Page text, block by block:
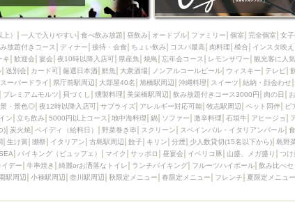
メニュー 春限定メニュー フレンチ 夏限定メニュー
） 一人で入りやすい 食べ飲み放題 昼飲み オードブル ファミリー 個室 完全個室 女
放題付きコース ディナー 接待・会食 ちょい飲み コスパ最高 肉料理 模合 インスタ映え
キ 歓迎会 宴会 夜10時以降入店可 県産魚 焼鳥 忘年会コース レモンサワー 観光客に人気
送別会 カード可 厳選日本酒 鮮魚 大衆酒場 ノンアルコールビール ウィスキー テレビ
ーパードライ 県庁前駅周辺 大部屋40名 旭橋駅周辺 沖縄料理 スイーツ 結納・顔会わせ
プレミアムモルツ 貝づくし 燻製料理 美栄橋駅周辺 飲み放題付きコース3000円 肉の日
・景色◎ 夜12時以降入店可 サプライズ アレルギー対応可能 牧志駅周辺 ペット同伴 ビ
ン 立ち飲み 5000円以上コース 地中海料理 鍋 ソファー 激辛料理 石垣牛 アヒージョ
) 炭火焼 ペイディ（給料日） 野菜巻き串 スクリーン スペインバル・イタリアンバール
生け簀 獺祭 イタリアン 古島駅周辺 餃子 キリン 分煙 少人数貸切(15名以下から) 島野
バイキング（ビュッフェ） マイク サッポロ 昼宴会 イベリコ豚 山盛、メガ盛り つけ
デー 牛串焼き 綺麗orお洒落なトイレ ランチバイキング フルーツハイボール 飲み比べセ
駅周辺 小禄駅周辺 壺川駅周辺 秋限定メニュー 春限定メニュー フレンチ 夏限定メニュー